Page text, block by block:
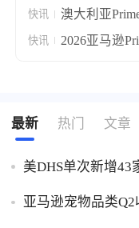
快讯 澳大利亚
快讯 2026亚马逊
最新 热门 文章
美DHS单次新增43
亚马逊宠物品类